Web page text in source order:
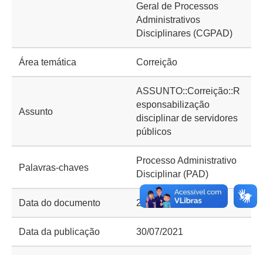
Geral de Processos
Administrativos
Disciplinares (CGPAD)
Área temática Correição
Assunto
ASSUNTO::Correição::R
esponsabilização
disciplinar de servidores
públicos
Palavras-chaves
Processo Administrativo
Disciplinar (PAD)
Data do documento 29/07/2021
Data da publicação 30/07/2021